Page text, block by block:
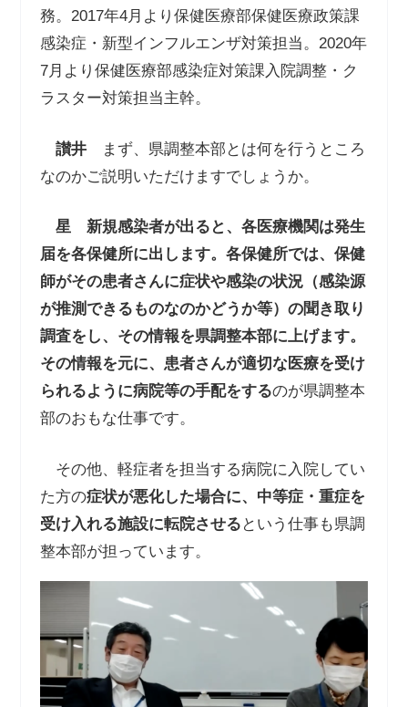
務。2017年4月より保健医療部保健医療政策課
感染症・新型インフルエンザ対策担当。2020年
7月より保健医療部感染症対策課入院調整・ク
ラスター対策担当主幹。
讃井まず、県調整本部とは何を行うところ
なのかご説明いただけますでしょうか。
星
新規感染者が出ると、各医療機関は発生
届を各保健所に出します。各保健所では、保健
師がその患者さんに症状や感染の状況（感染源
が推測できるものなのかどうか等）の聞き取り
調査をし、その情報を県調整本部に上げます。
その情報を元に、患者さんが適切な医療を受け
られるように病院等の手配をするのが県調整本
部のおもな仕事です。
その他、軽症者を担当する病院に入院してい
た方の症状が悪化した場合に、中等症・重症を
受け入れる施設に転院させる という仕事も県調
整本部が担っています。